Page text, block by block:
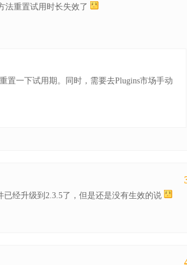
法重置试用时长失效了
置一下试用期。同时，需要去Plugins市场手动
经升级到2.3.5了，但是还是没有生效的说